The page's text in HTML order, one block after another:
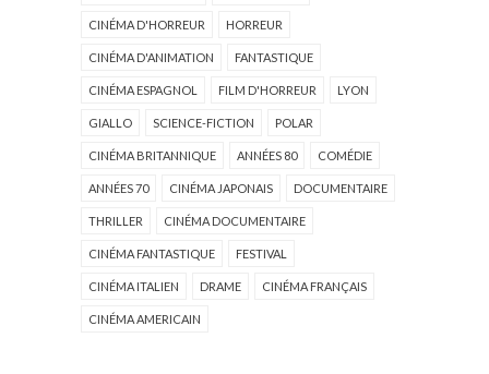
CINÉMA D'HORREUR HORREUR
CINÉMA D'ANIMATION FANTASTIQUE
CINÉMA ESPAGNOL FILM D'HORREUR LYON
GIALLO SCIENCE-FICTION POLAR
CINÉMA BRITANNIQUE ANNÉES 80 COMÉDIE
ANNÉES 70 CINÉMA JAPONAIS DOCUMENTAIRE
THRILLER CINÉMA DOCUMENTAIRE
CINÉMA FANTASTIQUE FESTIVAL
CINÉMA ITALIEN DRAME CINÉMA FRANÇAIS
CINÉMA AMERICAIN